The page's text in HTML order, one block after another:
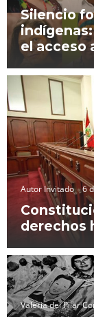
Silencio
el acceso
Autor Invitado 6
derechos
Valeria del Pilar